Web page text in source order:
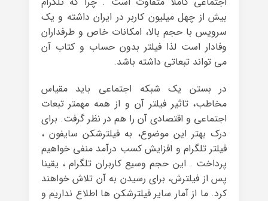
بیش از چهل میلیون کاربر در ایران داشته و یک
سرویس با حجم بالا، امکانات خاص و طرفداران
وفادار است لذا فیلتر بدون حساب و کتاب آن
می تواند تبعاتی داشته باشد.
در بستن یک شبکه اجتماعی باید مقیاس
مخاطب، تاثیر فیلتر آن و از همه مهمتر تبعات
اجتماعی و اقتصادی آن را هم در نظر گرفت. برای
درک بهتر این موضوع، به فیلترشکن سایفون ،
فیلتر تلگرام و افزایش کسب درآمد منفی خواهیم
پرداخت . این حجم وسیع کاربران تلگرام ، یقینا
پس از فیلترش، برای رسیدن به آن تلاش خواهند
کرد. ما از آمار سایر فیلترشکن ها اطلاع نداریم و